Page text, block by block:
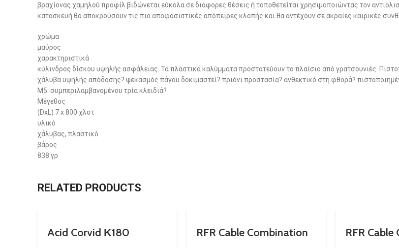
βραχίονας χαμηλού προφίλ βιδώνεται εύκολα σε διάφορες θέσεις ή τοποθετείται χρησιμοποιώντας τον
κατασκευή θα αποκρούσουν τις πιο αποφασιστικές απόπειρες κλοπής και θα αντέχουν σε ακραίες καιρικές
χρώμα
μαύρος
χαρακτηριστικά
κύλινδρος δίσκου υψηλής ασφάλειας. Τα πλαστικά καλύμματα προστατεύουν το πλαίσιο από γρατσουνιές.
χάλυβα υψηλής απόδοσης? ψεκασμός πάγου δοκιμαστεί? πριόνι προστασία? ανθεκτικό στη φθορά?
M5. συμπεριλαμβανομένου τρία κλειδιά?
Μέγεθος
(DxL) 7 x 800 χλστ
υλικό
χάλυβας, πλαστικό
βάρος
838 γρ
RELATED PRODUCTS
Acid Corvid Κ180 RFR Cable Combination RFR